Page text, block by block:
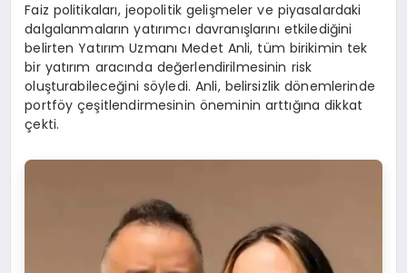
Faiz politikaları, jeopolitik gelişmeler ve piyasalardaki
dalgalanmaların yatırımcı davranışlarını etkilediğini
belirten Yatırım Uzmanı Medet Anli, tüm birikimin tek
bir yatırım aracında değerlendirilmesinin risk
oluşturabileceğini söyledi. Anli, belirsizlik dönemlerinde
portföy çeşitlendirmesinin öneminin arttığına dikkat
çekti.